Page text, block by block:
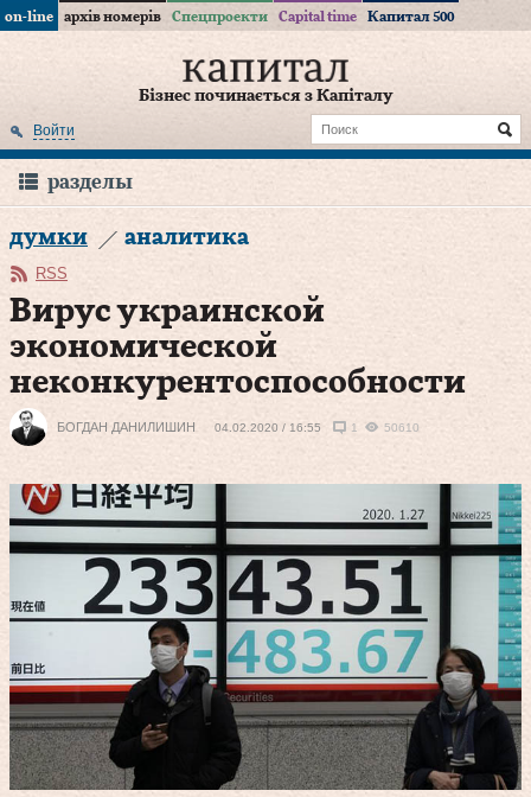
on-line архів номерів Спецпроекти Capital time Капитал 500
Бізнес починається з Капіталу
Войти
разделы
думки аналитика
RSS
Вирус украинской
экономической
неконкурентоспособности
БОГДАН ДАНИЛИШИН 04.02.2020 / 16:55 1 50610